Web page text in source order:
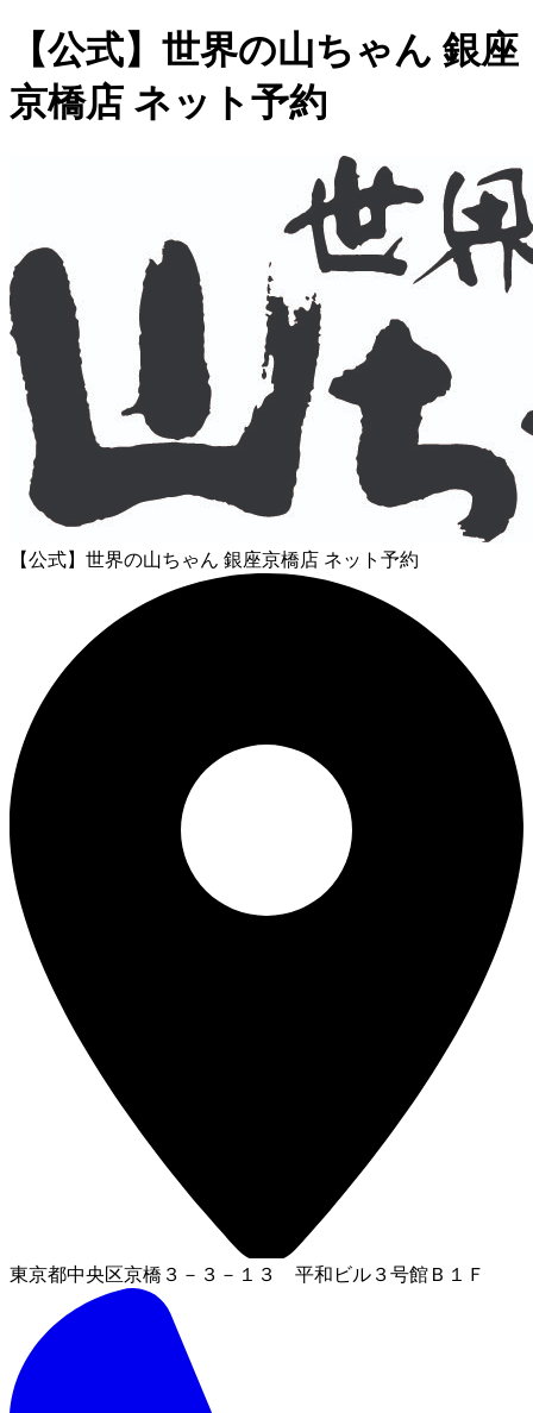
【公式】世界の山ちゃん 銀座
京橋店 ネット予約
【公式】世界の山ちゃん 銀座京橋店 ネット予約
東京都中央区京橋３－３－１３ 平和ビル３号館Ｂ１Ｆ